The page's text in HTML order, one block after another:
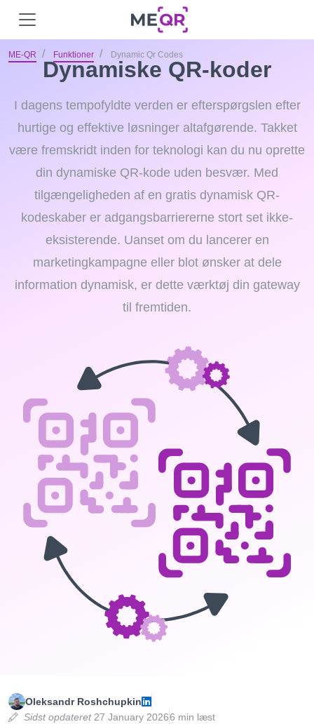
ME-QR Funktioner Dynamic Qr Codes
Dynamiske QR-koder
I dagens tempofyldte verden er efterspørgslen efter
hurtige og effektive løsninger altafgørende. Takket
være fremskridt inden for teknologi kan du nu oprette
din dynamiske QR-kode uden besvær. Med
tilgængeligheden af ​​en gratis dynamisk QR-
kodeskaber er adgangsbarriererne stort set ikke-
eksisterende. Uanset om du lancerer en
marketingkampagne eller blot ønsker at dele
information dynamisk, er dette værktøj din gateway
til fremtiden.
Oleksandr Roshchupkin
Sidst opdateret27 January 20266 min læst